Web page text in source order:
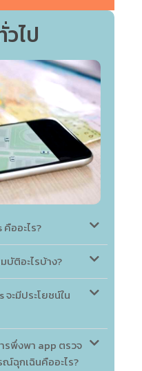
ไป
ออะไร?
ติอะไรบ้าง?
มีประโยชน์ใน
รพึ่งพา app ตรวจ
ฉุกเฉินคืออะไร?